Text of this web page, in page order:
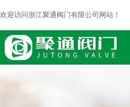
欢迎访问浙江聚通阀门有限公司网站！